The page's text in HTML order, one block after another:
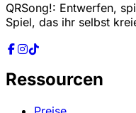
QRSong!: Entwerfen,
Spiel, das ihr selbst
Ressourcen